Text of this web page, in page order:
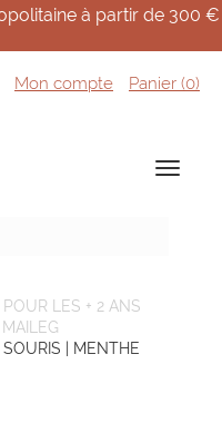
à partir de 300 €
Mon compte Panier (0)
POUR LES + 2 ANS
MAILEG
SOURIS | MENTHE